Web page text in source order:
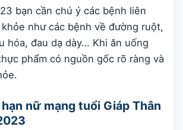
bạn cần chú ý các bệnh liên
như các bệnh về đường ruột,
hóa, đau dạ dày… Khi ăn uống
phẩm có nguồn gốc rõ ràng và
hạn nữ mạng tuổi Giáp Thân